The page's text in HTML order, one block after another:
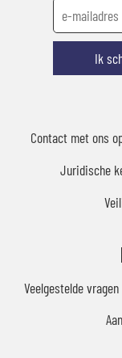
Ik
Contact met ons
Juridische
Veelgestelde vragen